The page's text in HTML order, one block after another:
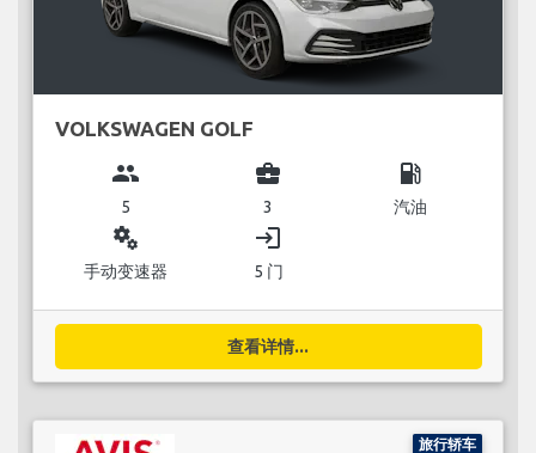
VOLKSWAGEN GOLF
group
5
business_center
3
local_gas_station
汽油
miscellaneous_services
手动变速器
login
5 门
查看详情...
旅行轿车